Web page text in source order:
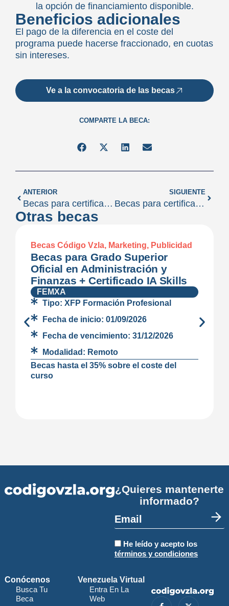
la opción de financiamiento disponible.
Beneficios adicionales
El pago de la diferencia en el coste del
programa puede hacerse fraccionado, en cuotas
sin intereses.
Ve a la convocatoria de las becas
COMPARTE LA BECA:
ANTERIOR
Becas para certificado de profesionalidad en actividades de gestión administrativa (ADGD0308)
SIGUIENTE
Becas para certificado de profesionalidad en dinamización actividades de tiempo libre educativo infantil y juvenil
Otras becas
Becas Código Vzla, Marketing, Publicidad
Becas para Grado Superior
Oficial en Administración y
Finanzas + Certificado IA Skills
FEMXA
Tipo: XFP Formación Profesional
Fecha de inicio: 01/09/2026
Fecha de vencimiento: 31/12/2026
Modalidad: Remoto
Becas hasta el 35% sobre el coste del
curso
¿Quieres mantenerte
informado?
He leído y acepto los
términos y condiciones
Conócenos
Busca Tu
Beca
Venezuela Virtual
Entra En La
Web